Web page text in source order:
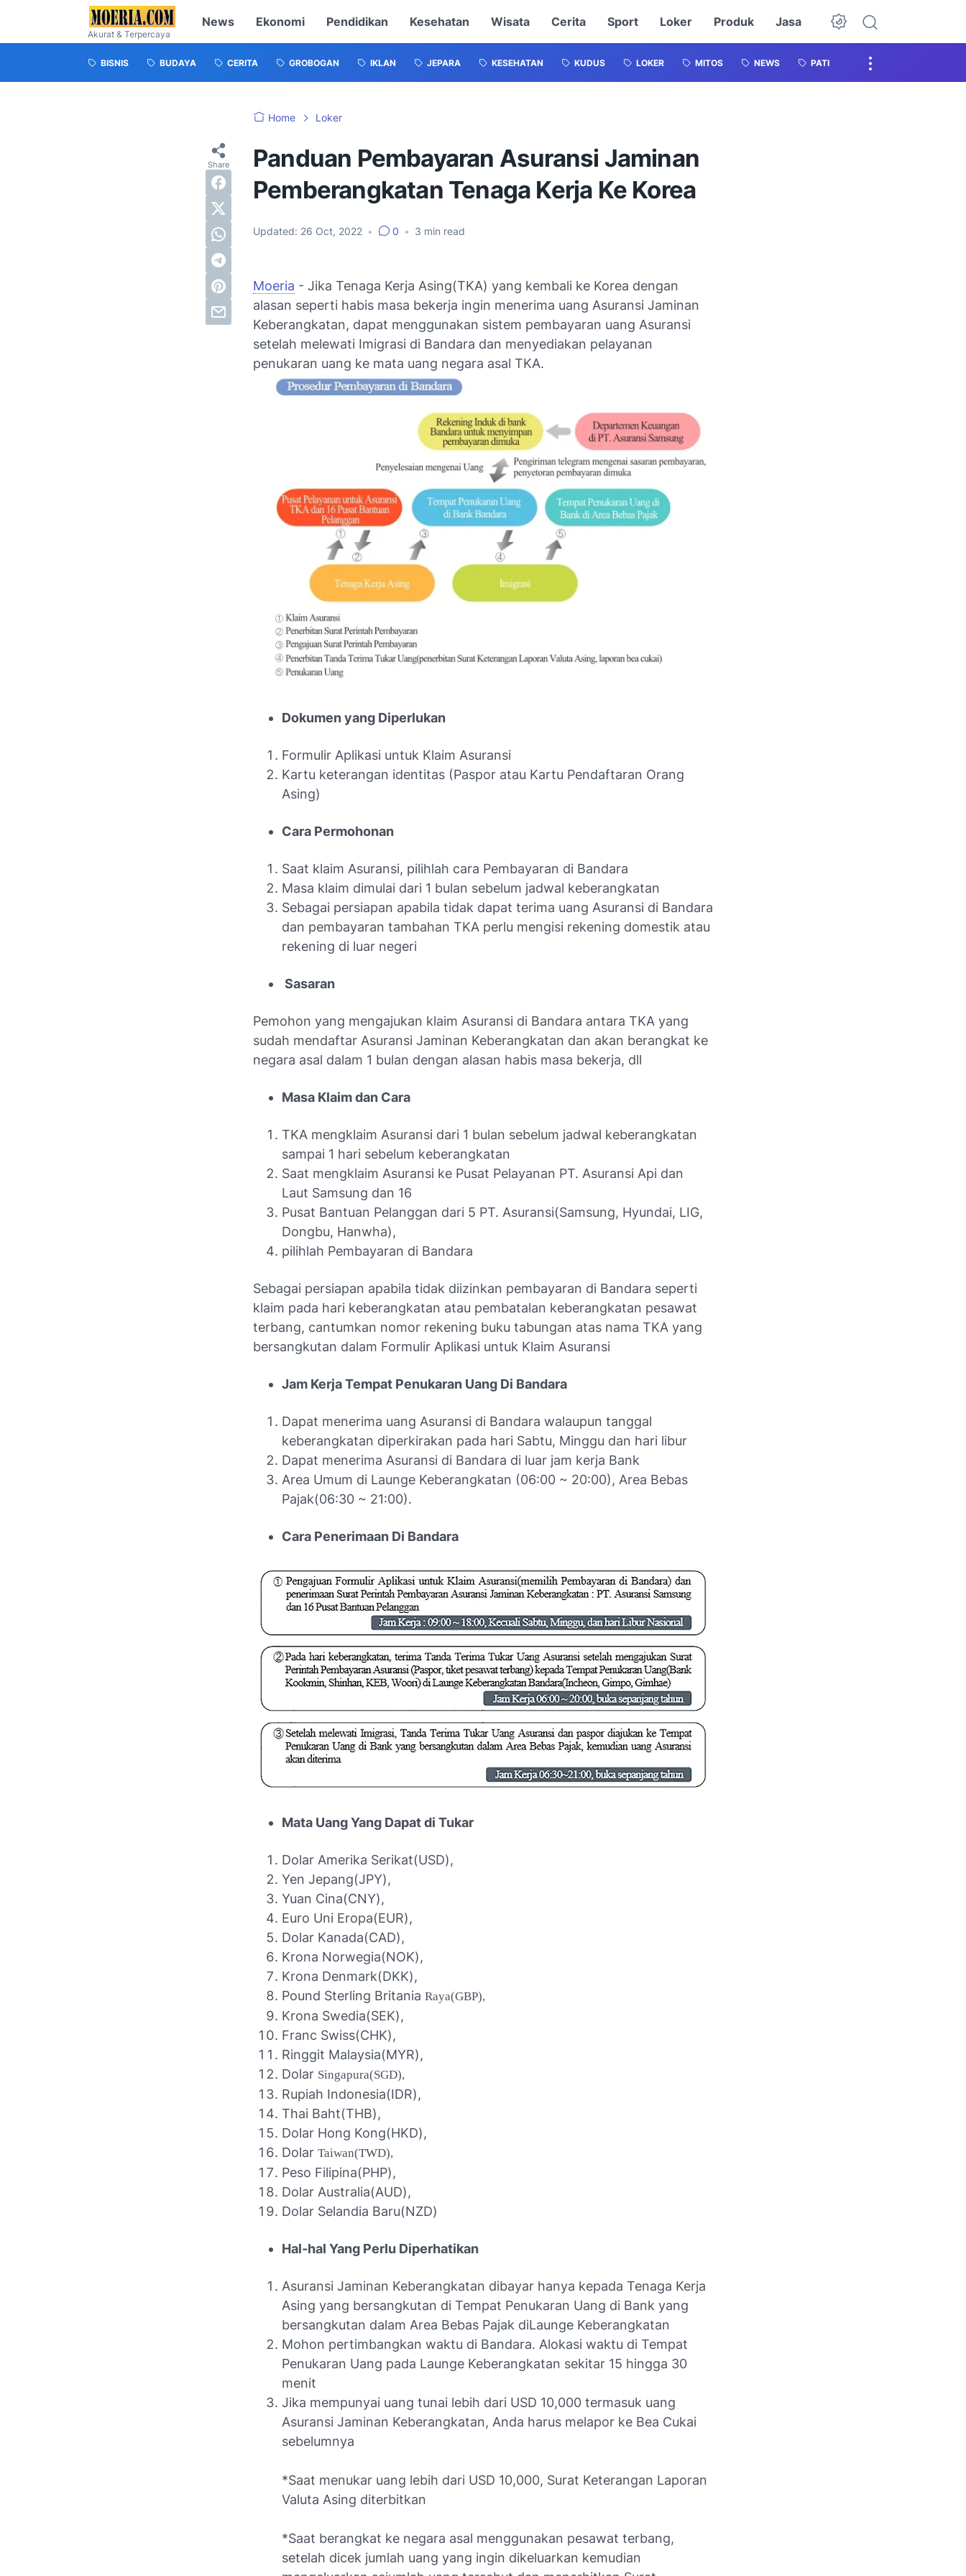
Akurat & Terpercaya
News Ekonomi Pendidikan Kesehatan Wisata Cerita Sport Loker Produk Jasa
BISNIS BUDAYA CERITA GROBOGAN IKLAN JEPARA KESEHATAN KUDUS LOKER MITOS NEWS PATI
Home Loker
Panduan Pembayaran Asuransi Jaminan
Pemberangkatan Tenaga Kerja Ke Korea
Updated: 26 Oct, 2022 • 0 • 3 min read
Moeria - Jika Tenaga Kerja Asing(TKA) yang kembali ke Korea dengan
alasan seperti habis masa bekerja ingin menerima uang Asuransi Jaminan
Keberangkatan, dapat menggunakan sistem pembayaran uang Asuransi
setelah melewati Imigrasi di Bandara dan menyediakan pelayanan
penukaran uang ke mata uang negara asal TKA.
Dokumen yang Diperlukan
Formulir Aplikasi untuk Klaim Asuransi
Kartu keterangan identitas (Paspor atau Kartu Pendaftaran Orang
Asing)
Cara Permohonan
Saat klaim Asuransi, pilihlah cara Pembayaran di Bandara
Masa klaim dimulai dari 1 bulan sebelum jadwal keberangkatan
Sebagai persiapan apabila tidak dapat terima uang Asuransi di Bandara
dan pembayaran tambahan TKA perlu mengisi rekening domestik atau
rekening di luar negeri
Sasaran
Pemohon yang mengajukan klaim Asuransi di Bandara antara TKA yang
sudah mendaftar Asuransi Jaminan Keberangkatan dan akan berangkat ke
negara asal dalam 1 bulan dengan alasan habis masa bekerja, dll
Masa Klaim dan Cara
TKA mengklaim Asuransi dari 1 bulan sebelum jadwal keberangkatan
sampai 1 hari sebelum keberangkatan
Saat mengklaim Asuransi ke Pusat Pelayanan PT. Asuransi Api dan
Laut Samsung dan 16
Pusat Bantuan Pelanggan dari 5 PT. Asuransi(Samsung, Hyundai, LIG,
Dongbu, Hanwha),
pilihlah Pembayaran di Bandara
Sebagai persiapan apabila tidak diizinkan pembayaran di Bandara seperti
klaim pada hari keberangkatan atau pembatalan keberangkatan pesawat
terbang, cantumkan nomor rekening buku tabungan atas nama TKA yang
bersangkutan dalam Formulir Aplikasi untuk Klaim Asuransi
Jam Kerja Tempat Penukaran Uang Di Bandara
Dapat menerima uang Asuransi di Bandara walaupun tanggal
keberangkatan diperkirakan pada hari Sabtu, Minggu dan hari libur
Dapat menerima Asuransi di Bandara di luar jam kerja Bank
Area Umum di Launge Keberangkatan (06:00 ~ 20:00), Area Bebas
Pajak(06:30 ~ 21:00).
Cara Penerimaan Di Bandara
Mata Uang Yang Dapat di Tukar
Dolar Amerika Serikat(USD),
Yen Jepang(JPY),
Yuan Cina(CNY),
Euro Uni Eropa(EUR),
Dolar Kanada(CAD),
Krona Norwegia(NOK),
Krona Denmark(DKK),
Pound Sterling Britania Raya(GBP),
Krona Swedia(SEK),
Franc Swiss(CHK),
Ringgit Malaysia(MYR),
Dolar Singapura(SGD),
Rupiah Indonesia(IDR),
Thai Baht(THB),
Dolar Hong Kong(HKD),
Dolar Taiwan(TWD),
Peso Filipina(PHP),
Dolar Australia(AUD),
Dolar Selandia Baru(NZD)
Hal-hal Yang Perlu Diperhatikan
Asuransi Jaminan Keberangkatan dibayar hanya kepada Tenaga Kerja
Asing yang bersangkutan di Tempat Penukaran Uang di Bank yang
bersangkutan dalam Area Bebas Pajak diLaunge Keberangkatan
Mohon pertimbangkan waktu di Bandara. Alokasi waktu di Tempat
Penukaran Uang pada Launge Keberangkatan sekitar 15 hingga 30
menit
Jika mempunyai uang tunai lebih dari USD 10,000 termasuk uang
Asuransi Jaminan Keberangkatan, Anda harus melapor ke Bea Cukai
sebelumnya
*Saat menukar uang lebih dari USD 10,000, Surat Keterangan Laporan
Valuta Asing diterbitkan
*Saat berangkat ke negara asal menggunakan pesawat terbang,
setelah dicek jumlah uang yang ingin dikeluarkan kemudian